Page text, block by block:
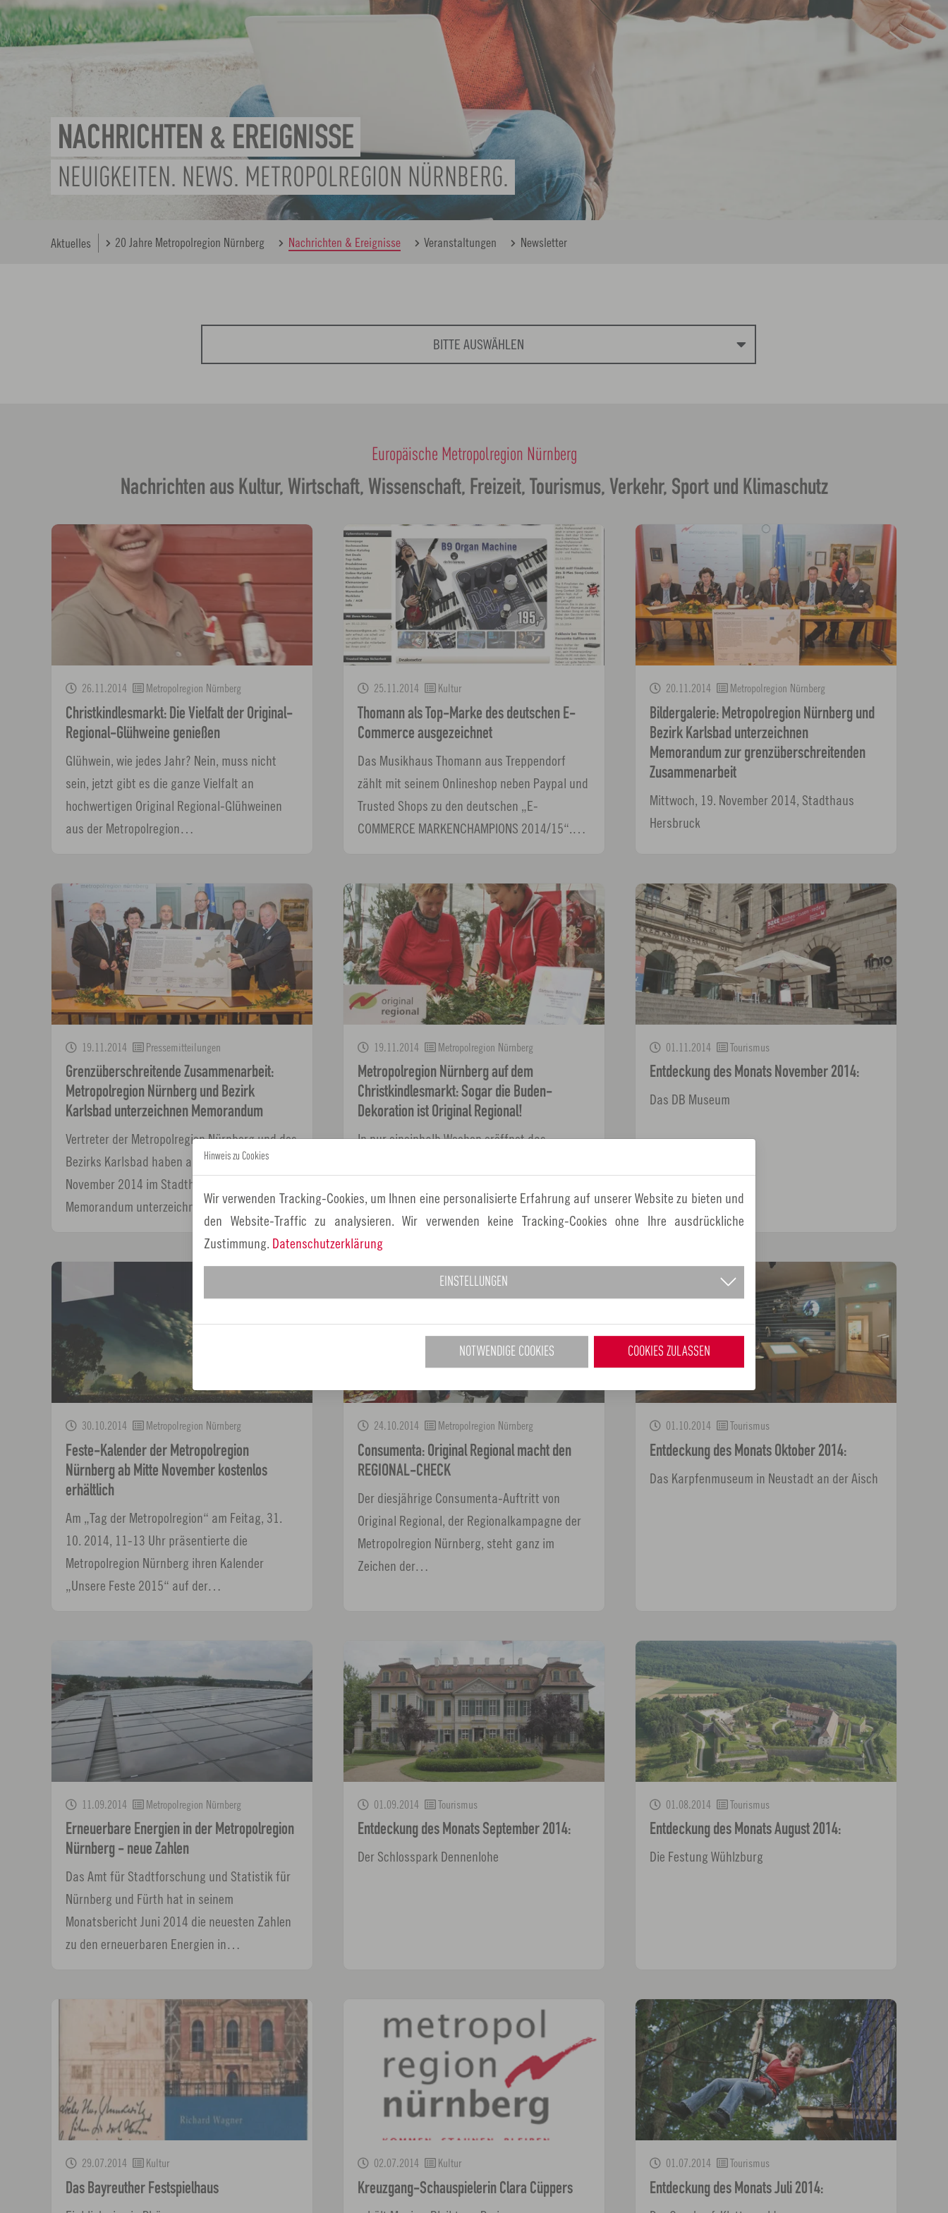
NACHRICHTEN & EREIGNISSE
NEUIGKEITEN. NEWS. METROPOLREGION NÜRNBERG.
Aktuelles 20 Jahre Metropolregion Nürnberg Nachrichten & Ereignisse Veranstaltungen Newsletter
BITTE AUSWÄHLEN
Nachrichten aus Kultur, Wirtschaft, Wissenschaft, Freizeit, Tourismus, Verkehr, Sport und Klimaschutz
Europäische Metropolregion Nürnberg
26.11.2014 Metropolregion Nürnberg
Christkindlesmarkt: Die Vielfalt der Original-
Regional-Glühweine genießen
Glühwein, wie jedes Jahr? Nein, muss nicht
sein, jetzt gibt es die ganze Vielfalt an
hochwertigen Original Regional-Glühweinen
aus der Metropolregion…
25.11.2014 Kultur
Thomann als Top-Marke des deutschen E-
Commerce ausgezeichnet
Das Musikhaus Thomann aus Treppendorf
zählt mit seinem Onlineshop neben Paypal und
Trusted Shops zu den deutschen „E-
COMMERCE MARKENCHAMPIONS 2014/15“.…
20.11.2014 Metropolregion Nürnberg
Bildergalerie: Metropolregion Nürnberg und
Bezirk Karlsbad unterzeichnen
Memorandum zur grenzüberschreitenden
Zusammenarbeit
Mittwoch, 19. November 2014, Stadthaus
Hersbruck
19.11.2014 Pressemitteilungen
Grenzüberschreitende Zusammenarbeit:
Metropolregion Nürnberg und Bezirk
Karlsbad unterzeichnen Memorandum
Vertreter der Metropolregion Nürnberg und des
Bezirks Karlsbad haben am Mittwoch, 19.
November 2014 im Stadthaus Hersbruck ein
Memorandum unterzeichnet,…
19.11.2014 Metropolregion Nürnberg
Metropolregion Nürnberg auf dem
Christkindlesmarkt: Sogar die Buden-
Dekoration ist Original Regional!
In nur eineinhalb Wochen eröffnet das
Regional, der Regionalkampagne der…
01.11.2014 Tourismus
Entdeckung des Monats November 2014:
Das DB Museum
30.10.2014 Metropolregion Nürnberg
Feste-Kalender der Metropolregion
Nürnberg ab Mitte November kostenlos
erhältlich
Am „Tag der Metropolregion“ am Feitag, 31.
10. 2014, 11-13 Uhr präsentierte die
Metropolregion Nürnberg ihren Kalender
„Unsere Feste 2015“ auf der…
24.10.2014 Metropolregion Nürnberg
Consumenta: Original Regional macht den
REGIONAL-CHECK
Der diesjährige Consumenta-Auftritt von
Original Regional, der Regionalkampagne der
Metropolregion Nürnberg, steht ganz im
Zeichen der…
01.10.2014 Tourismus
Entdeckung des Monats Oktober 2014:
Das Karpfenmuseum in Neustadt an der Aisch
11.09.2014 Metropolregion Nürnberg
Erneuerbare Energien in der Metropolregion
Nürnberg - neue Zahlen
Das Amt für Stadtforschung und Statistik für
Nürnberg und Fürth hat in seinem
Monatsbericht Juni 2014 die neuesten Zahlen
zu den erneuerbaren Energien in…
01.09.2014 Tourismus
Entdeckung des Monats September 2014:
Der Schlosspark Dennenlohe
01.08.2014 Tourismus
Entdeckung des Monats August 2014:
Die Festung Wühlzburg
29.07.2014 Kultur
Das Bayreuther Festspielhaus
02.07.2014 Kultur
Kreuzgang-Schauspielerin Clara Cüppers
01.07.2014 Tourismus
Entdeckung des Monats Juli 2014:
Hinweis zu Cookies
Wir verwenden Tracking-Cookies, um Ihnen eine personalisierte Erfahrung auf unserer Website zu bieten und
den Website-Traffic zu analysieren. Wir verwenden keine Tracking-Cookies ohne Ihre ausdrückliche
Zustimmung. Datenschutzerklärung
EINSTELLUNGEN
NOTWENDIGE COOKIES COOKIES ZULASSEN